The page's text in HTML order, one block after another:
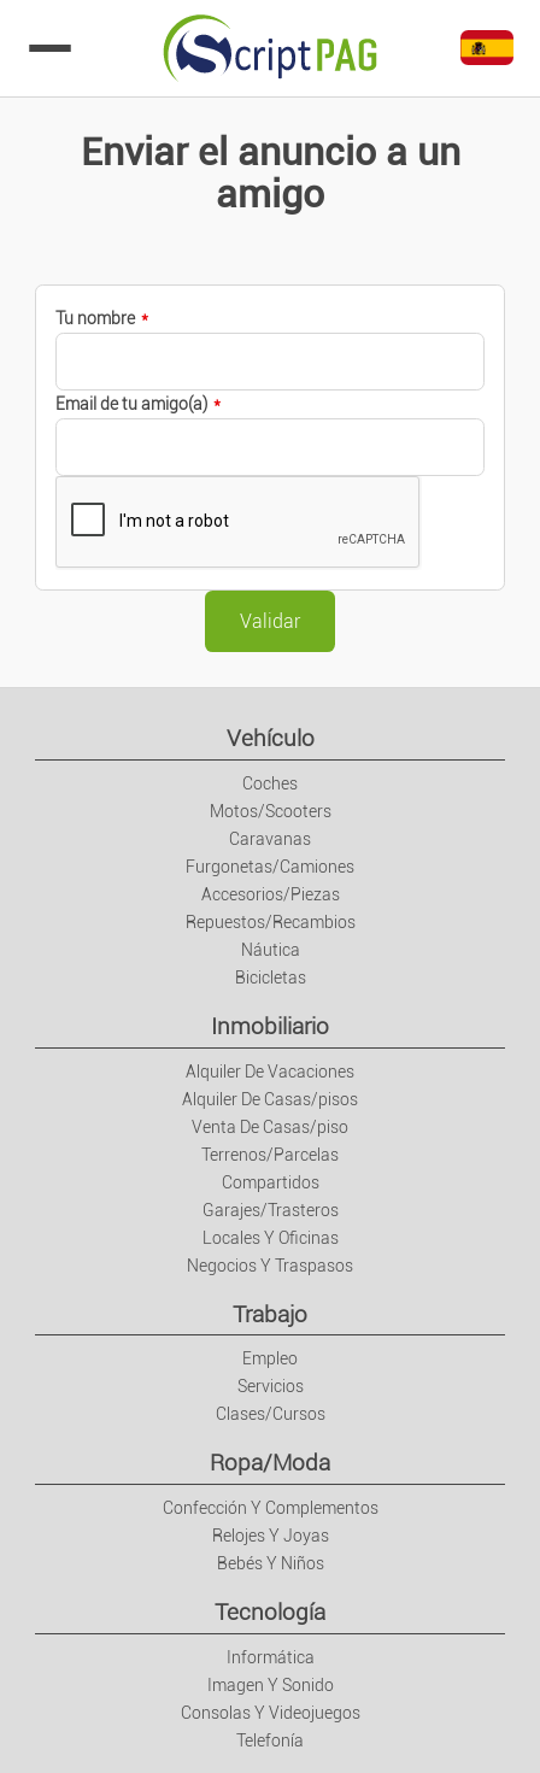
Enviar el anuncio a un
amigo
Tu nombre
Email de tu amigo(a)
Vehículo
Coches
Motos/Scooters
Caravanas
Furgonetas/Camiones
Accesorios/Piezas
Repuestos/Recambios
Náutica
Bicicletas
Inmobiliario
Alquiler De Vacaciones
Alquiler De Casas/pisos
Venta De Casas/piso
Terrenos/Parcelas
Compartidos
Garajes/Trasteros
Locales Y Oficinas
Negocios Y Traspasos
Trabajo
Empleo
Servicios
Clases/Cursos
Ropa/Moda
Confección Y Complementos
Relojes Y Joyas
Bebés Y Niños
Tecnología
Informática
Imagen Y Sonido
Consolas Y Videojuegos
Telefonía